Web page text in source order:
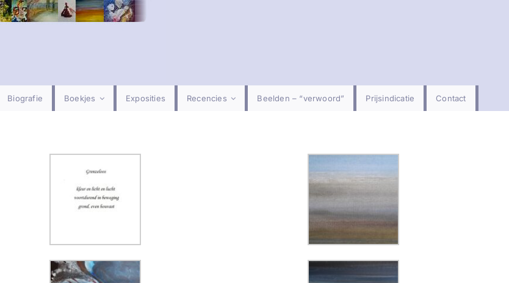
Biografie Boekjes Exposities Recencies Beelden – “verwoord” Prijsindicatie Contact